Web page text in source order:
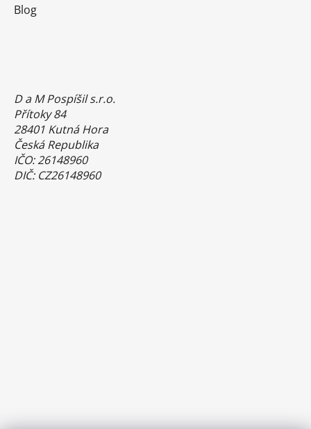
Blog
D a M Pospíšil s.r.o.
Přítoky 84
28401 Kutná Hora
Česká Republika
IČO: 26148960
DIČ: CZ26148960